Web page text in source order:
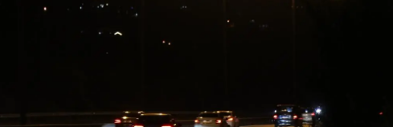
Uşak
Zonguldak